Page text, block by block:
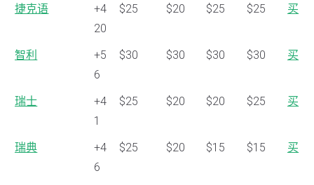
捷克语
+4
20
$25 $20 $25 $25 买
智利
+5
6
$30 $30 $30 $30 买
瑞士
+4
1
$25 $20 $20 $25 买
瑞典
+4
6
$25 $20 $15 $15 买